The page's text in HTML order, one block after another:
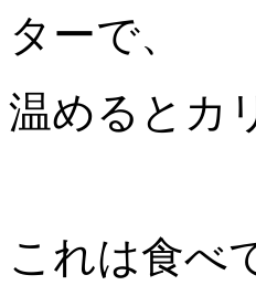
ターで、
温めるとカ
これは食べ